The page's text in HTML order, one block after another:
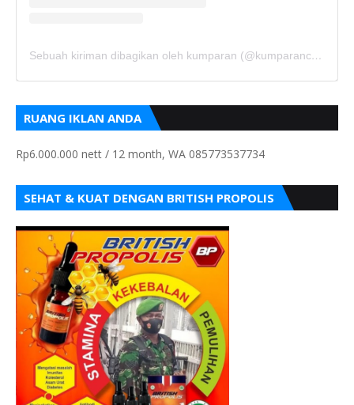
Sebuah kiriman dibagikan oleh kumparan (@kumparancom)
RUANG IKLAN ANDA
Rp6.000.000 nett / 12 month, WA 085773537734
SEHAT & KUAT DENGAN BRITISH PROPOLIS